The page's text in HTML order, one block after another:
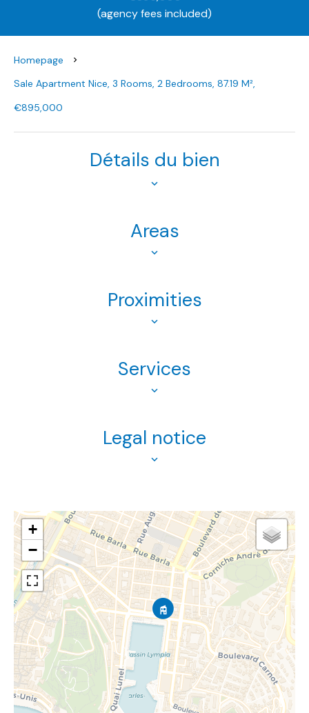
(agency fees included)
Homepage
Sale Apartment Nice, 3 Rooms, 2 Bedrooms, 87.19 M²,
€895,000
Détails du bien
Areas
Proximities
Services
Legal notice
+
−